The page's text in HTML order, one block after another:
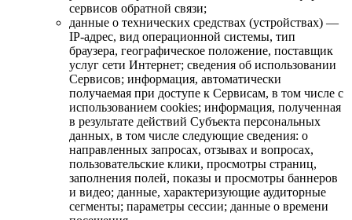
сервисов обратной связи;
данные о технических средствах (устройствах) —
IP-адрес, вид операционной системы, тип
браузера, географическое положение, поставщик
услуг сети Интернет; сведения об использовании
Сервисов; информация, автоматически
получаемая при доступе к Сервисам, в том числе с
использованием cookies; информация, полученная
в результате действий Субъекта персональных
данных, в том числе следующие сведения: о
направленных запросах, отзывах и вопросах,
пользовательские клики, просмотры страниц,
заполнения полей, показы и просмотры баннеров
и видео; данные, характеризующие аудиторные
сегменты; параметры сессии; данные о времени